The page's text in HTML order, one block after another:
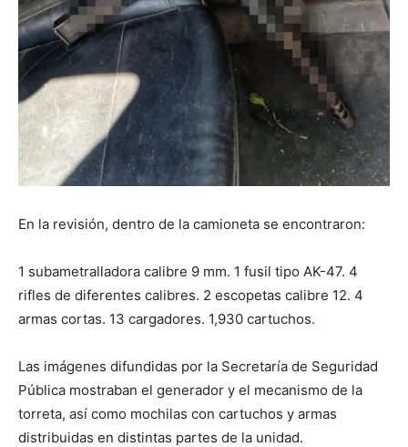
En la revisión, dentro de la camioneta se encontraron:
1 subametralladora calibre 9 mm. 1 fusil tipo AK-47. 4
rifles de diferentes calibres. 2 escopetas calibre 12. 4
armas cortas. 13 cargadores. 1,930 cartuchos.
Las imágenes difundidas por la Secretaría de Seguridad
Pública mostraban el generador y el mecanismo de la
torreta, así como mochilas con cartuchos y armas
distribuidas en distintas partes de la unidad.